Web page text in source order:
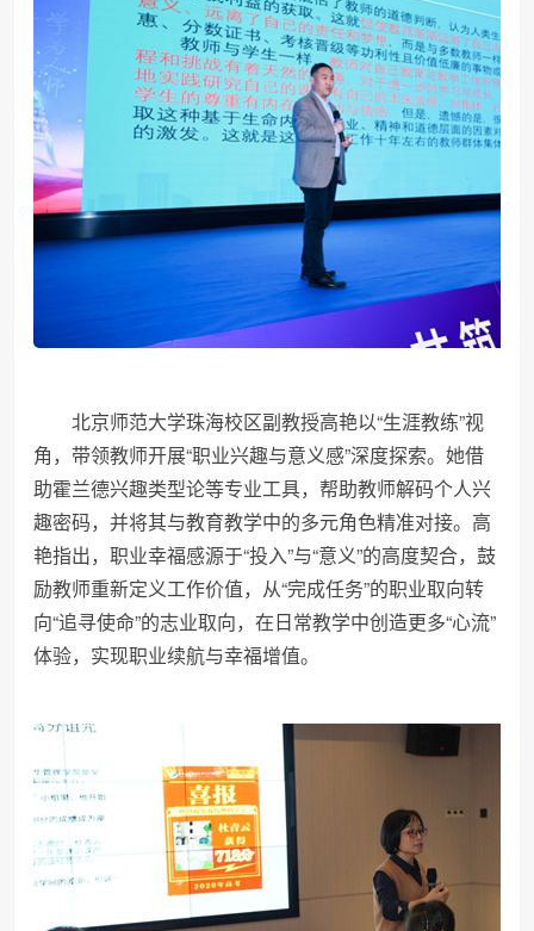
北京师范大学珠海校区副教授高艳以“生涯教练”视
角，带领教师开展“职业兴趣与意义感”深度探索。她借
助霍兰德兴趣类型论等专业工具，帮助教师解码个人兴
趣密码，并将其与教育教学中的多元角色精准对接。高
艳指出，职业幸福感源于“投入”与“意义”的高度契合，鼓
励教师重新定义工作价值，从“完成任务”的职业取向转
向“追寻使命”的志业取向，在日常教学中创造更多“心流”
体验，实现职业续航与幸福增值。